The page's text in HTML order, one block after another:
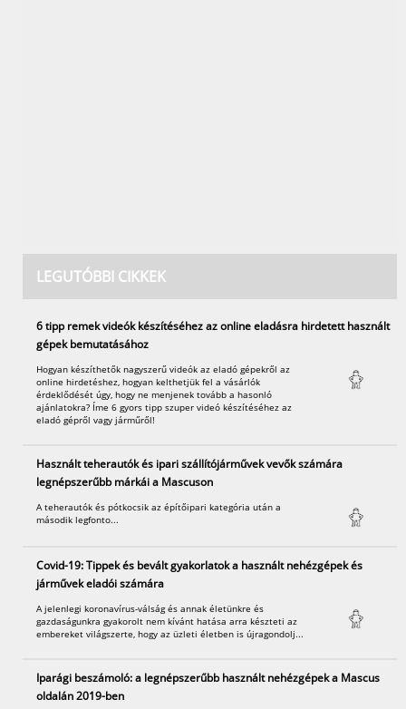
LEGUTÓBBI CIKKEK
6 tipp remek videók készítéséhez az online eladásra hirdetett használt
gépek bemutatásához
Hogyan készíthetők nagyszerű videók az eladó gépekről az
online hirdetéshez, hogyan kelthetjük fel a vásárlók
érdeklődését úgy, hogy ne menjenek tovább a hasonló
ajánlatokra? Íme 6 gyors tipp szuper videó készítéséhez az
eladó gépről vagy járműről!
Használt teherautók és ipari szállítójárművek vevők számára
legnépszerűbb márkái a Mascuson
A teherautók és pótkocsik az építőipari kategória után a
második legfonto...
Covid-19: Tippek és bevált gyakorlatok a használt nehézgépek és
járművek eladói számára
A jelenlegi koronavírus-válság és annak életünkre és
gazdaságunkra gyakorolt nem kívánt hatása arra készteti az
embereket világszerte, hogy az üzleti életben is újragondolj...
Iparági beszámoló: a legnépszerűbb használt nehézgépek a Mascus
oldalán 2019-ben